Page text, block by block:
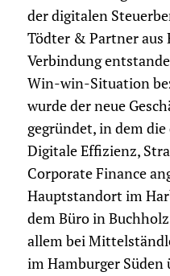
der digitalen
Tödter & Partner
Verbindung
Win-win-Situation
wurde der neue
gegründet, in dem
Digitale Effizienz,
Corporate Finance
Hauptstandort im
dem Büro in
allem bei
im Hamburger Süden